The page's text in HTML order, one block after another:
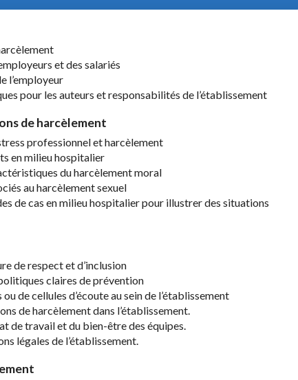
et des salariés
l’employeur
pour les auteurs et responsabilités de l’établissement
de harcèlement
professionnel et harcèlement
en milieu hospitalier
du harcèlement moral
au harcèlement sexuel
de cas en milieu hospitalier pour illustrer des situations
de respect et d’inclusion
claires de prévention
de cellules d’écoute au sein de l’établissement
de harcèlement dans l’établissement.
de travail et du bien-être des équipes.
légales de l’établissement.